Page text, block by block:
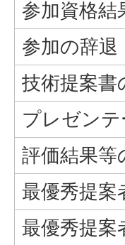
参加資格結
参加の辞退
技術提案書
プレゼン
評価結果等
最優秀提案
最優秀提案